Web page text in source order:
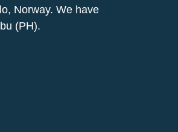
Norway. We have
(PH).